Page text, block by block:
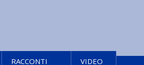
RACCONTI VIDEO